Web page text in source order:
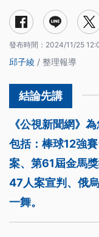
棒球12強賽台灣奪隊史首
勞動部員工輕生案
第61屆金馬獎（11/23）
新生和平天橋拆除
香港47人案宣判（11/19
俄烏戰事升級
網球名將納達爾最後一舞
發布時間： 2024/11/25
邱子綾 / 整理報導
《公視新聞網》
包括：棒球12強
案、第61屆金馬
47人案宣判、俄
一舞。